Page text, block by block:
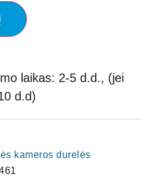
laikas: 2-5 d.d., (jei
d.d)
kameros durelės